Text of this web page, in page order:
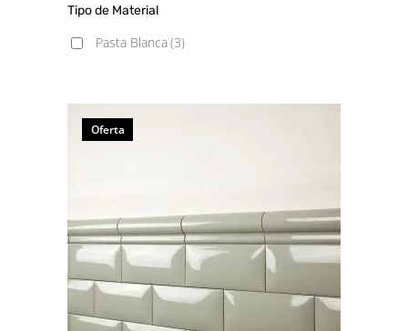
Tipo de Material
Pasta Blanca(3)
Oferta